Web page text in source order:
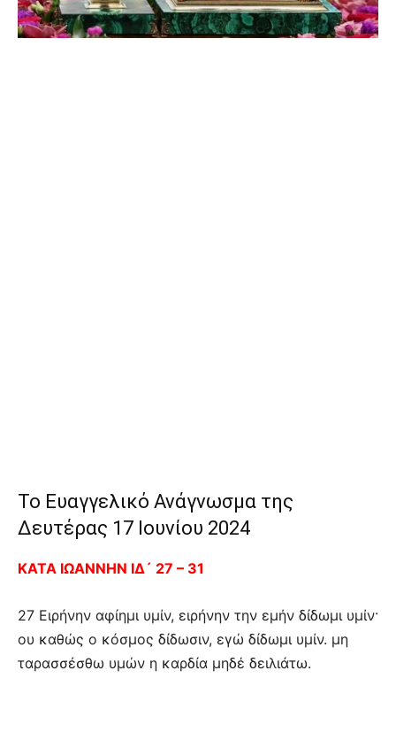
Το Ευαγγελικό Ανάγνωσμα της
Δευτέρας 17 Ιουνίου 2024
ΚΑΤΑ ΙΩΑΝΝΗΝ ΙΔ´ 27 – 31
27 Ειρήνην αφίημι υμίν, ειρήνην την εμήν δίδωμι υμίν·
ου καθώς ο κόσμος δίδωσιν, εγώ δίδωμι υμίν. μη
ταρασσέσθω υμών η καρδία μηδέ δειλιάτω.